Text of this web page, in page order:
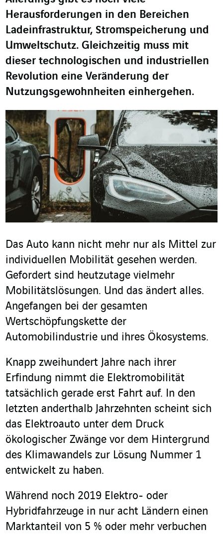
Herausforderungen in den Bereichen
Ladeinfrastruktur, Stromspeicherung und
Umweltschutz. Gleichzeitig muss mit
dieser technologischen und industriellen
Revolution eine Veränderung der
Nutzungsgewohnheiten einhergehen.
Das Auto kann nicht mehr nur als Mittel zur
individuellen Mobilität gesehen werden.
Gefordert sind heutzutage vielmehr
Mobilitätslösungen. Und das ändert alles.
Angefangen bei der gesamten
Wertschöpfungskette der
Automobilindustrie und ihres Ökosystems.
Knapp zweihundert Jahre nach ihrer
Erfindung nimmt die Elektromobilität
tatsächlich gerade erst Fahrt auf. In den
letzten anderthalb Jahrzehnten scheint sich
das Elektroauto unter dem Druck
ökologischer Zwänge vor dem Hintergrund
des Klimawandels zur Lösung Nummer 1
entwickelt zu haben.
Während noch 2019 Elektro- oder
Hybridfahrzeuge in nur acht Ländern einen
Marktanteil von 5 % oder mehr verbuchen